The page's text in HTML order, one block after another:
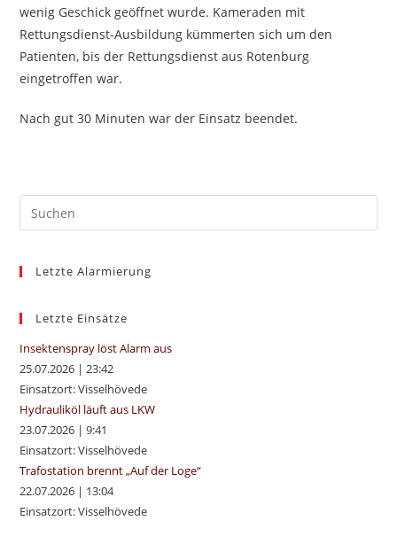
wenig Geschick geöffnet wurde. Kameraden mit
Rettungsdienst-Ausbildung kümmerten sich um den
Patienten, bis der Rettungsdienst aus Rotenburg
eingetroffen war.
Nach gut 30 Minuten war der Einsatz beendet.
Letzte Alarmierung
Letzte Einsätze
Insektenspray löst Alarm aus
25.07.2026 |23:42
Einsatzort: Visselhövede
Hydrauliköl läuft aus LKW
23.07.2026 |9:41
Einsatzort: Visselhövede
Trafostation brennt „Auf der Loge“
22.07.2026 | 13:04
Einsatzort: Visselhövede